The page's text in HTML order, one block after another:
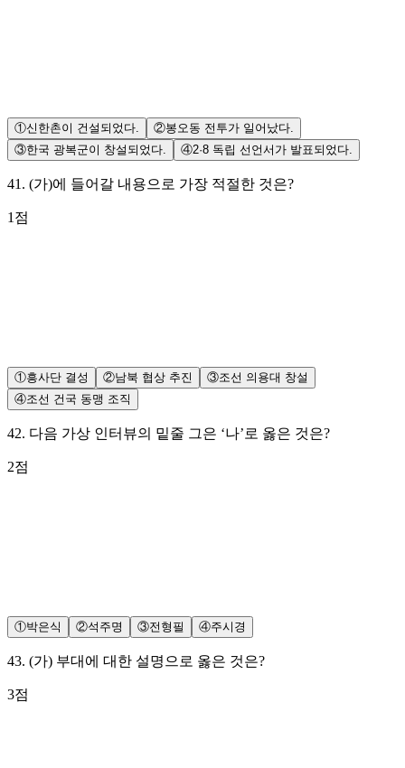
①신한촌이 건설되었다. ②봉오동 전투가 일어났다.
③한국 광복군이 창설되었다. ④2·8 독립 선언서가 발표되었다.
41 . (가)에 들어갈 내용으로 가장 적절한 것은?
1 점
①흥사단 결성 ②남북 협상 추진 ③조선 의용대 창설
④조선 건국 동맹 조직
42. 다음 가상 인터뷰의 밑줄 그은 ‘나’로 옳은 것은?
2점
①박은식 ②석주명 ③전형필 ④주시경
43. (가) 부대에 대한 설명으로 옳은 것은?
3점